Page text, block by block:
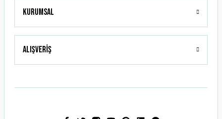
Kurumsal
Alışveriş